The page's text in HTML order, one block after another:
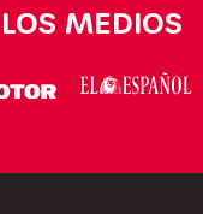
MEDIOS